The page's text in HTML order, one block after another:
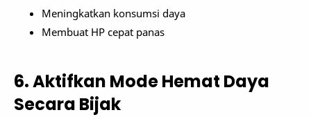
Meningkatkan konsumsi daya
Membuat HP cepat panas
6. Aktifkan Mode Hemat Daya
Secara Bijak